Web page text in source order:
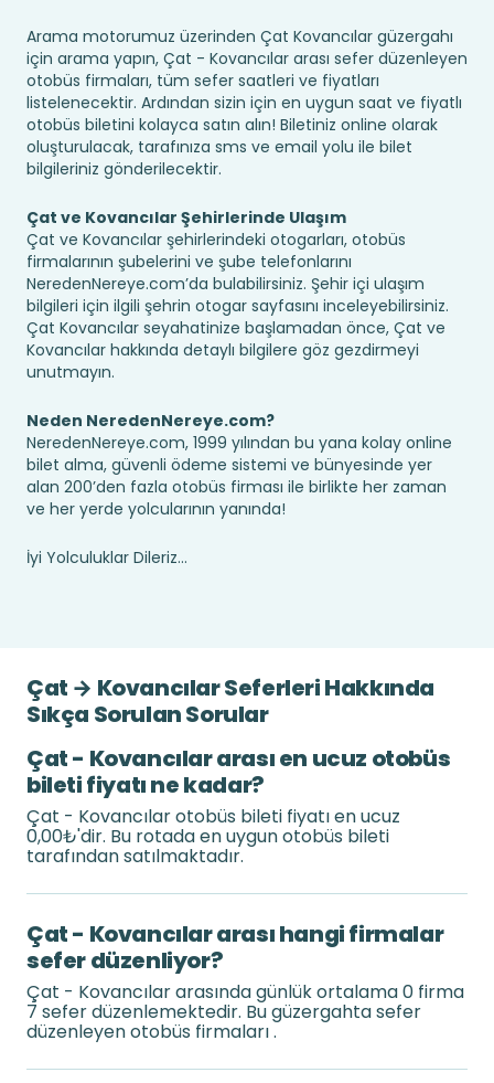
Arama motorumuz üzerinden Çat Kovancılar güzergahı
için arama yapın, Çat - Kovancılar arası sefer düzenleyen
otobüs firmaları, tüm sefer saatleri ve fiyatları
listelenecektir. Ardından sizin için en uygun saat ve fiyatlı
otobüs biletini kolayca satın alın! Biletiniz online olarak
oluşturulacak, tarafınıza sms ve email yolu ile bilet
bilgileriniz gönderilecektir.
Çat ve Kovancılar Şehirlerinde Ulaşım
Çat ve Kovancılar şehirlerindeki otogarları, otobüs
firmalarının şubelerini ve şube telefonlarını
NeredenNereye.com’da bulabilirsiniz. Şehir içi ulaşım
bilgileri için ilgili şehrin otogar sayfasını inceleyebilirsiniz.
Çat Kovancılar seyahatinize başlamadan önce, Çat ve
Kovancılar hakkında detaylı bilgilere göz gezdirmeyi
unutmayın.
Neden NeredenNereye.com?
NeredenNereye.com, 1999 yılından bu yana kolay online
bilet alma, güvenli ödeme sistemi ve bünyesinde yer
alan 200’den fazla otobüs firması ile birlikte her zaman
ve her yerde yolcularının yanında!
İyi Yolculuklar Dileriz...
Çat → Kovancılar Seferleri Hakkında
Sıkça Sorulan Sorular
Çat - Kovancılar arası en ucuz otobüs
bileti fiyatı ne kadar?
Çat - Kovancılar otobüs bileti fiyatı en ucuz
0,00₺'dir. Bu rotada en uygun otobüs bileti
tarafından satılmaktadır.
Çat - Kovancılar arası hangi firmalar
sefer düzenliyor?
Çat - Kovancılar arasında günlük ortalama 0 firma
7 sefer düzenlemektedir. Bu güzergahta sefer
düzenleyen otobüs firmaları .